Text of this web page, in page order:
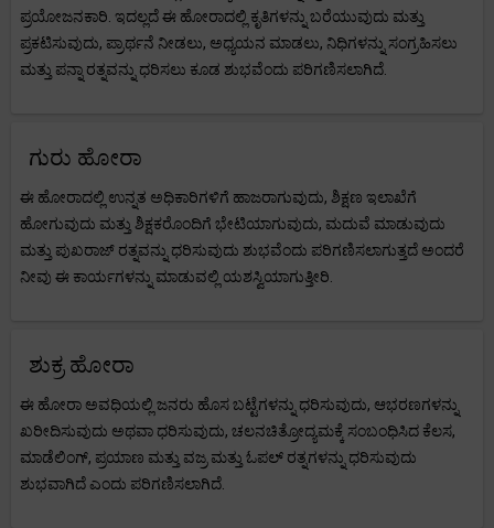
ಪ್ರಯೋಜನಕಾರಿ. ಇದಲ್ಲದೆ ಈ ಹೋರಾದಲ್ಲಿ ಕೃತಿಗಳನ್ನು ಬರೆಯುವುದು ಮತ್ತು
ಪ್ರಕಟಿಸುವುದು, ಪ್ರಾರ್ಥನೆ ನೀಡಲು, ಅಧ್ಯಯನ ಮಾಡಲು, ನಿಧಿಗಳನ್ನು ಸಂಗ್ರಹಿಸಲು
ಮತ್ತು ಪನ್ನಾ ರತ್ನವನ್ನು ಧರಿಸಲು ಕೂಡ ಶುಭವೆಂದು ಪರಿಗಣಿಸಲಾಗಿದೆ.
ಗುರು ಹೋರಾ
ಈ ಹೋರಾದಲ್ಲಿ ಉನ್ನತ ಅಧಿಕಾರಿಗಳಿಗೆ ಹಾಜರಾಗುವುದು, ಶಿಕ್ಷಣ ಇಲಾಖೆಗೆ
ಹೋಗುವುದು ಮತ್ತು ಶಿಕ್ಷಕರೊಂದಿಗೆ ಭೇಟಿಯಾಗುವುದು, ಮದುವೆ ಮಾಡುವುದು
ಮತ್ತು ಪುಖರಾಜ್ ರತ್ನವನ್ನು ಧರಿಸುವುದು ಶುಭವೆಂದು ಪರಿಗಣಿಸಲಾಗುತ್ತದೆ ಅಂದರೆ
ನೀವು ಈ ಕಾರ್ಯಗಳನ್ನು ಮಾಡುವಲ್ಲಿ ಯಶಸ್ವಿಯಾಗುತ್ತೀರಿ.
ಶುಕ್ರ ಹೋರಾ
ಈ ಹೋರಾ ಅವಧಿಯಲ್ಲಿ ಜನರು ಹೊಸ ಬಟ್ಟೆಗಳನ್ನು ಧರಿಸುವುದು, ಆಭರಣಗಳನ್ನು
ಖರೀದಿಸುವುದು ಅಥವಾ ಧರಿಸುವುದು, ಚಲನಚಿತ್ರೋದ್ಯಮಕ್ಕೆ ಸಂಬಂಧಿಸಿದ ಕೆಲಸ,
ಮಾಡೆಲಿಂಗ್, ಪ್ರಯಾಣ ಮತ್ತು ವಜ್ರ ಮತ್ತು ಓಪಲ್ ರತ್ನಗಳನ್ನು ಧರಿಸುವುದು
ಶುಭವಾಗಿದೆ ಎಂದು ಪರಿಗಣಿಸಲಾಗಿದೆ.